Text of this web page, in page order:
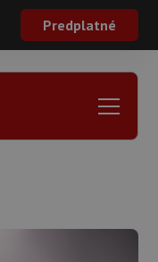
Predplatné